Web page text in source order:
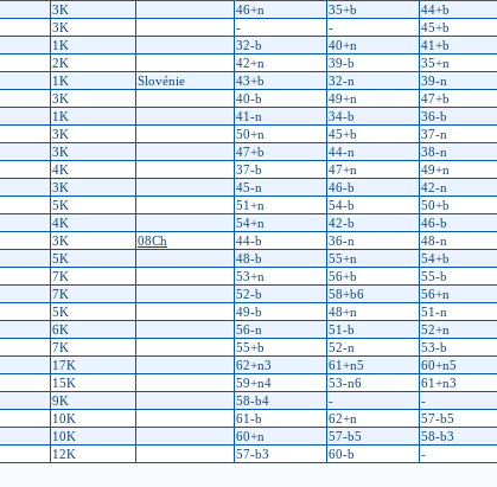
3K 46+n 35+b 44+b
3K - - 45+b
1K 32-b 40+n 41+b
2K 42+n 39-b 35+n
1K Slovénie 43+b 32-n 39-n
3K 40-b 49+n 47+b
1K 41-n 34-b 36-b
3K 50+n 45+b 37-n
3K 47+b 44-n 38-n
4K 37-b 47+n 49+n
3K 45-n 46-b 42-n
5K 51+n 54-b 50+b
4K 54+n 42-b 46-b
3K 08Ch 44-b 36-n 48-n
5K 48-b 55+n 54+b
7K 53+n 56+b 55-b
7K 52-b 58+b6 56+n
5K 49-b 48+n 51-n
6K 56-n 51-b 52+n
7K 55+b 52-n 53-b
17K 62+n3 61+n5 60+n5
15K 59+n4 53-n6 61+n3
9K 58-b4 - -
10K 61-b 62+n 57-b5
10K 60+n 57-b5 58-b3
12K 57-b3 60-b -